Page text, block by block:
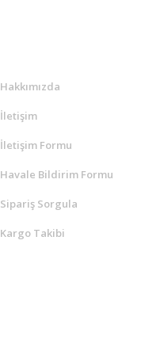
Hakkımızda
İletişim
İletişim Formu
Havale Bildirim Formu
Sipariş Sorgula
Kargo Takibi